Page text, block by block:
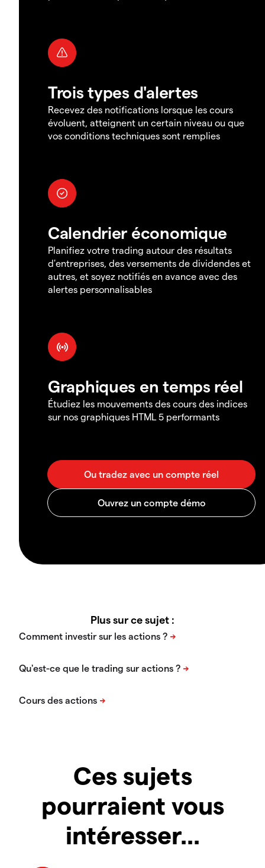
Trois types d'alertes
Recevez des notifications lorsque les cours
évoluent, atteignent un certain niveau ou que
vos conditions techniques sont remplies
Calendrier économique
Planifiez votre trading autour des résultats
d'entreprises, des versements de dividendes et
autres, et soyez notifiés en avance avec des
alertes personnalisables
Graphiques en temps réel
Étudiez les mouvements des cours des indices
sur nos graphiques HTML 5 performants
Plus sur ce sujet :
Ces sujets
pourraient vous
intéresser...